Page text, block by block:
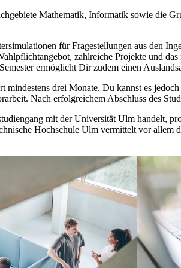
Mathematik, Informatik sowie die
für Fragestellungen aus den
zahlreiche Projekte und
ermöglicht Dir zudem einen
drei Monate. Du kannst es
Nach erfolgreichem Abschluss des
mit der Universität Ulm handelt,
Hochschule Ulm vermittelt vor